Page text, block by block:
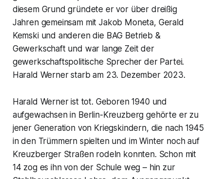
diesem Grund gründete er vor über dreißig
Jahren gemeinsam mit Jakob Moneta, Gerald
Kemski und anderen die BAG Betrieb &
Gewerkschaft und war lange Zeit der
gewerkschaftspolitische Sprecher der Partei.
Harald Werner starb am 23. Dezember 2023.
Harald Werner ist tot. Geboren 1940 und
aufgewachsen in Berlin-Kreuzberg gehörte er zu
jener Generation von Kriegskindern, die nach 1945
in den Trümmern spielten und im Winter noch auf
Kreuzberger Straßen rodeln konnten. Schon mit
14 zog es ihn von der Schule weg – hin zur